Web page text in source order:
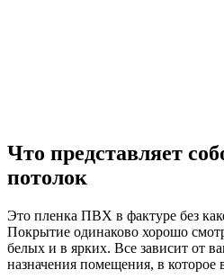
Что представляет
потолок
Это пленка ПВХ в фактуре без
Покрытие одинаково хорошо
белых и в ярких. Все зависит от
назначения помещения, в которое